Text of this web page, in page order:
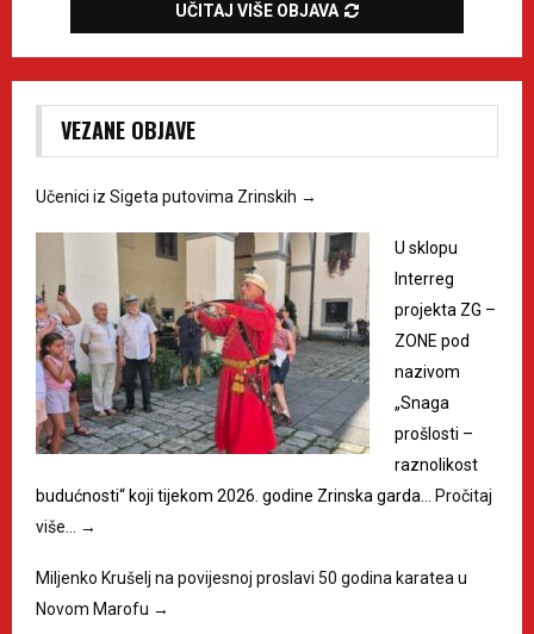
UČITAJ VIŠE OBJAVA
VEZANE OBJAVE
Učenici iz Sigeta putovima Zrinskih →
U sklopu
Interreg
projekta ZG –
ZONE pod
nazivom
„Snaga
prošlosti –
raznolikost
budućnosti“ koji tijekom 2026. godine Zrinska garda…
Pročitaj
više…
→
Miljenko Krušelj na povijesnoj proslavi 50 godina karatea u
Novom Marofu →